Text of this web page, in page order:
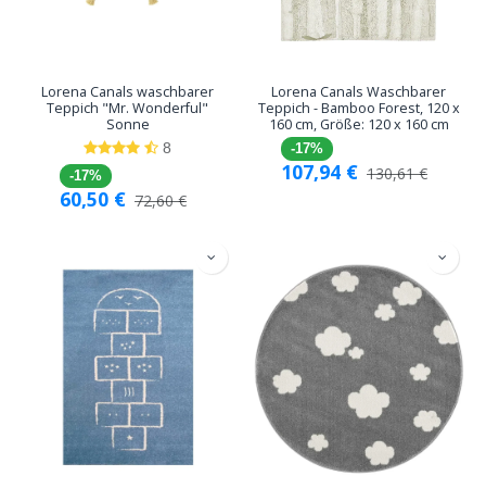
Lorena Canals waschbarer
Teppich "Mr. Wonderful"
Sonne
8
-17%
60,50 € 72,60€
Lorena Canals Waschbarer
Teppich - Bamboo Forest, 120 x
160 cm, Größe: 120 x 160 cm
-17%
107,94 € 130,61€